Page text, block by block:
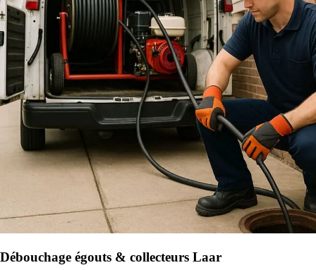
Débouchage égouts & collecteurs Laar